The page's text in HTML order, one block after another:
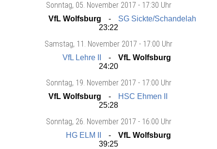
Sonntag, 05. November 2017 - 17:30 Uhr
VfL Wolfsburg
SG Sickte/Schandelah
23:22
Samstag, 11. November 2017 - 17:00 Uhr
VfL Lehre II
VfL Wolfsburg
24:20
Sonntag, 19. November 2017 - 17:00 Uhr
VfL Wolfsburg
HSC Ehmen II
25:28
Sonntag, 26. November 2017 - 16:00 Uhr
HG ELM II
VfL Wolfsburg
39:25